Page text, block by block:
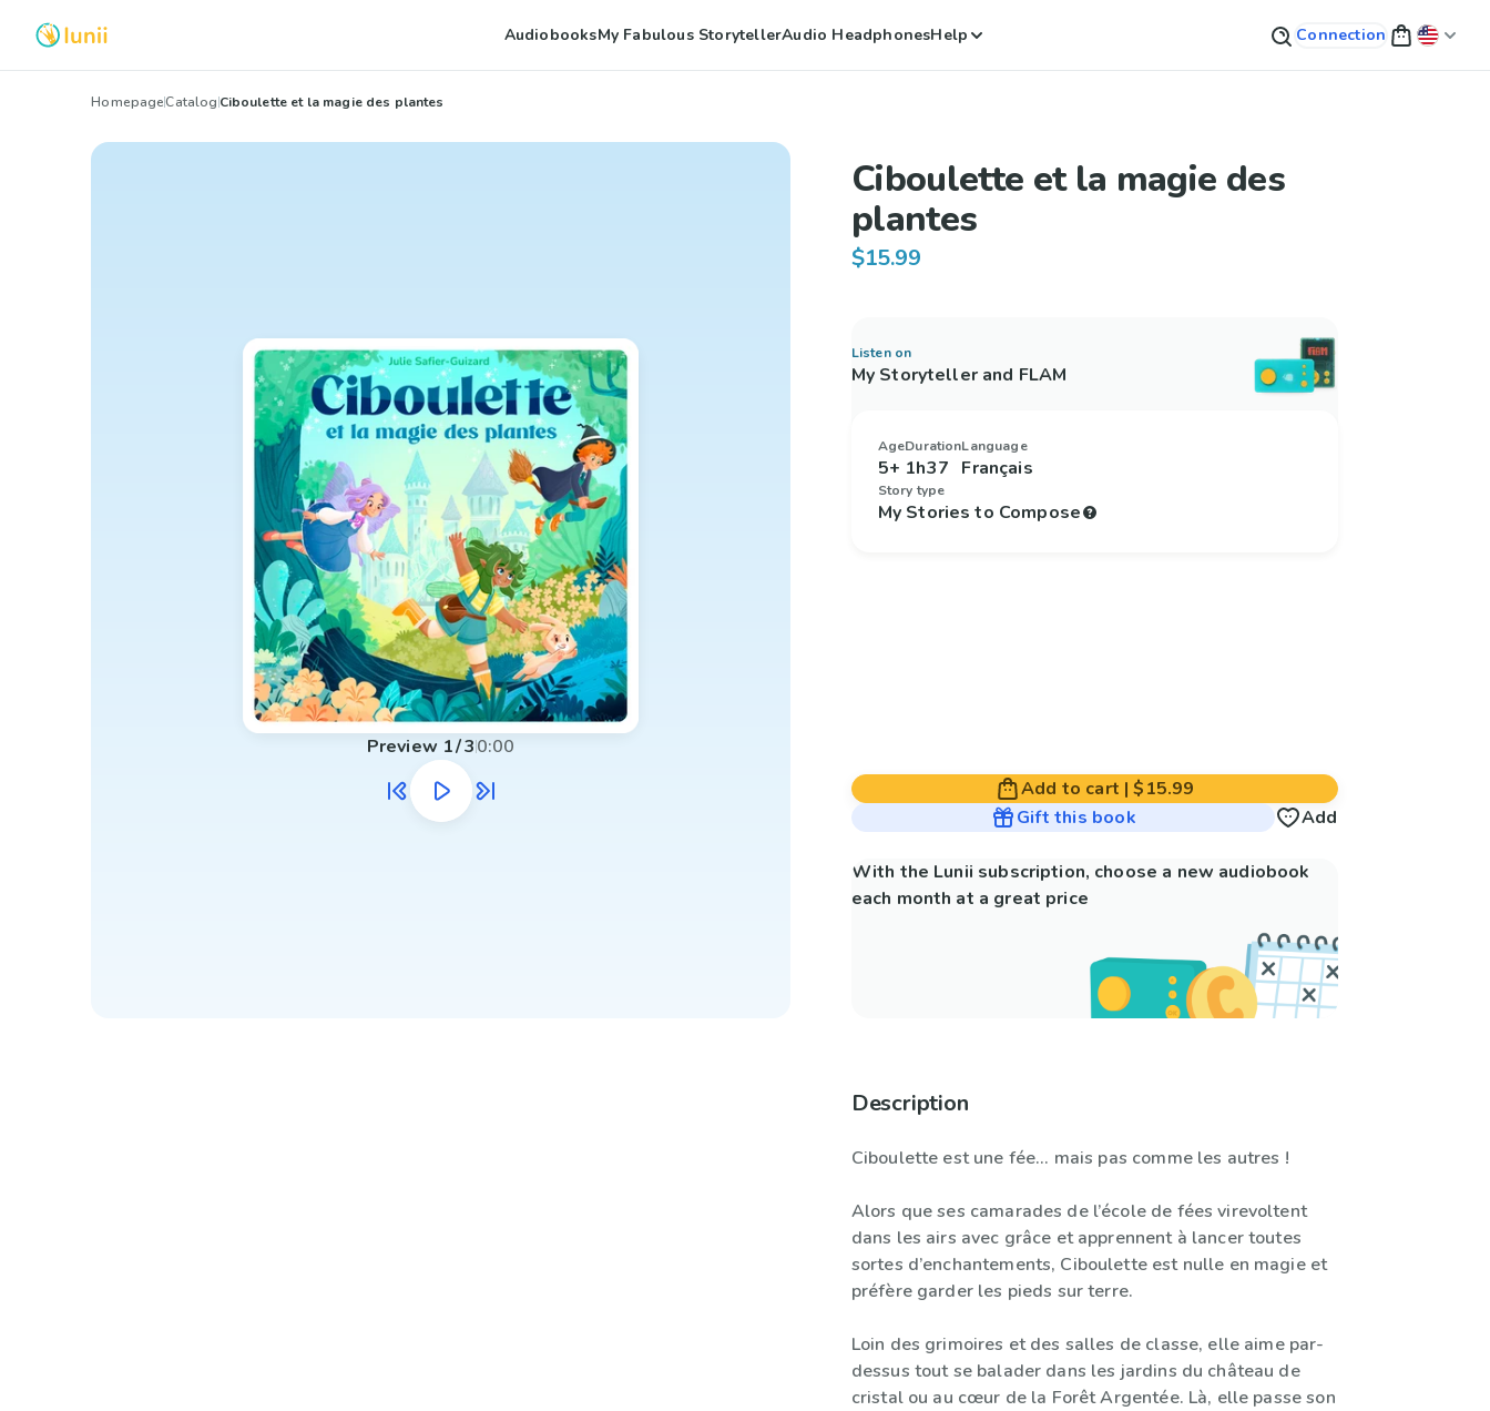
AudiobooksMy Fabulous StorytellerAudio HeadphonesHelp Connection
HomepageCatalogCiboulette et la magie des plantes
Preview 1/30:00
Ciboulette et la magie des
plantes
$15.99
Listen on
My Storyteller and FLAM
Age
5+
Duration
1h37
Language
Français
Story type
My Stories to Compose
Add to cart |$15.99
Gift this book
Add
With the Lunii subscription, choose a new audiobook
each month at a great price
Description
Ciboulette est une fée... mais pas comme les autres !
Alors que ses camarades de l’école de fées virevoltent
dans les airs avec grâce et apprennent à lancer toutes
sortes d’enchantements, Ciboulette est nulle en magie et
préfère garder les pieds sur terre.
Loin des grimoires et des salles de classe, elle aime par-
dessus tout se balader dans les jardins du château de
cristal ou au cœur de la Forêt Argentée. Là, elle passe son